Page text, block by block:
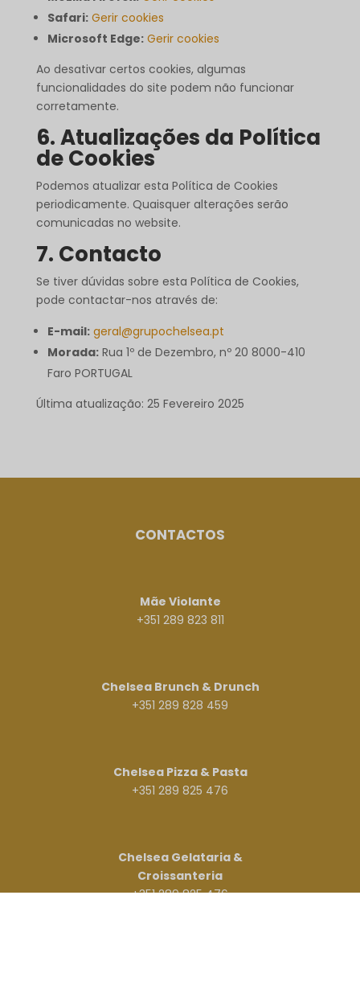
Safari: Gerir cookies
Microsoft Edge: Gerir cookies
Ao desativar certos cookies, algumas
funcionalidades do site podem não funcionar
corretamente.
6. Atualizações da Política
de Cookies
Podemos atualizar esta Política de Cookies
periodicamente. Quaisquer alterações serão
comunicadas no website.
7. Contacto
Se tiver dúvidas sobre esta Política de Cookies,
pode contactar-nos através de:
E-mail: geral@grupochelsea.pt
Morada:Rua 1º de Dezembro, nº 20 8000-410
Faro PORTUGAL
Última atualização: 25 Fevereiro 2025
CONTACTOS
Mãe Violante
+351 289 823 811
Chelsea Brunch & Drunch
+351 289 828 459
Chelsea Pizza & Pasta
+351 289 825 476
Chelsea Gelataria &
Croissanteria
+351 289 825 476